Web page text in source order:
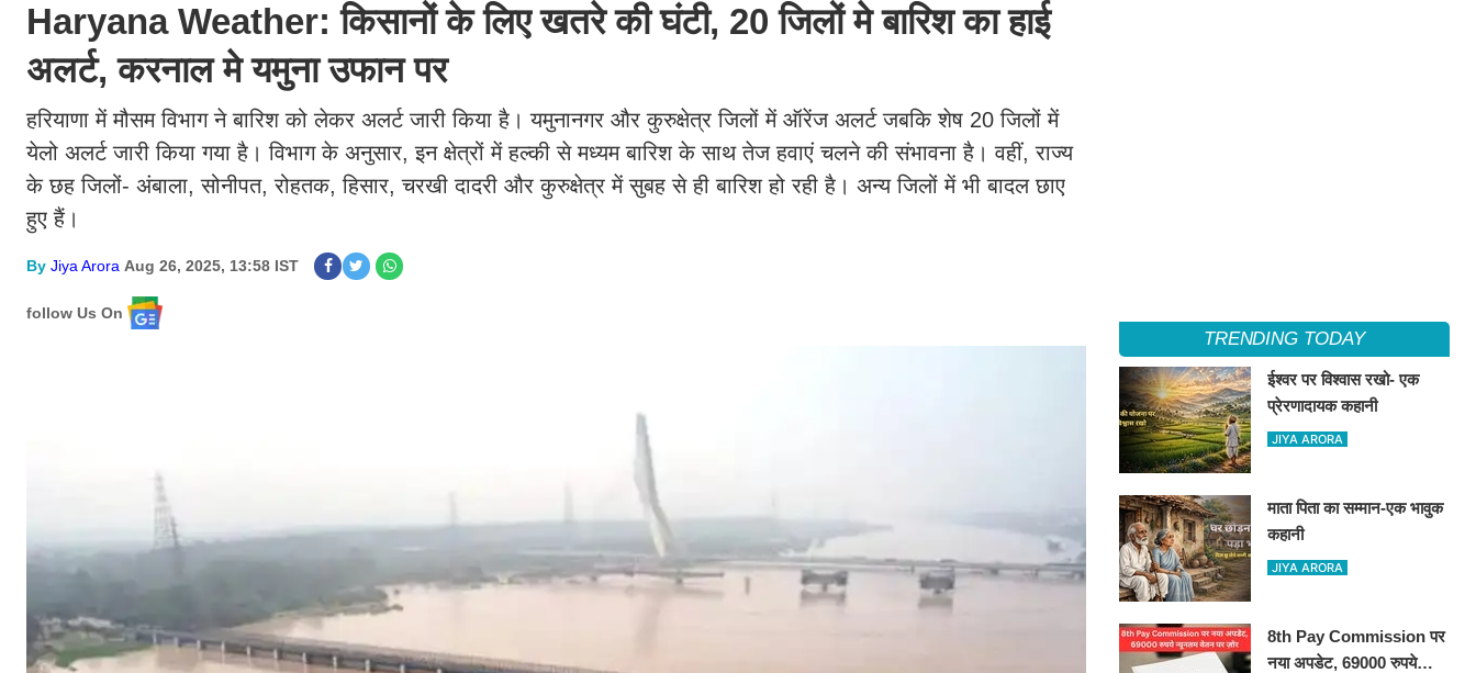
Haryana Weather: किसानों के लिए खतरे की घंटी, 20 जिलों मे बारिश का हाई
अलर्ट, करनाल मे यमुना उफान पर
हरियाणा में मौसम विभाग ने बारिश को लेकर अलर्ट जारी किया है। यमुनानगर और कुरुक्षेत्र जिलों में ऑरेंज अलर्ट जबकि शेष 20 जिलों में
येलो अलर्ट जारी किया गया है। विभाग के अनुसार, इन क्षेत्रों में हल्की से मध्यम बारिश के साथ तेज हवाएं चलने की संभावना है। वहीं, राज्य
के छह जिलों- अंबाला, सोनीपत, रोहतक, हिसार, चरखी दादरी और कुरुक्षेत्र में सुबह से ही बारिश हो रही है। अन्य जिलों में भी बादल छाए
हुए हैं।
By Jiya Arora Aug 26, 2025, 13:58 IST
follow Us On
TRENDING TODAY
ईश्वर पर विश्वास रखो- एक
प्रेरणादायक कहानी
JIYA ARORA
माता पिता का सम्मान-एक भावुक
कहानी
JIYA ARORA
8th Pay Commission पर
नया अपडेट, 69000 रुपये